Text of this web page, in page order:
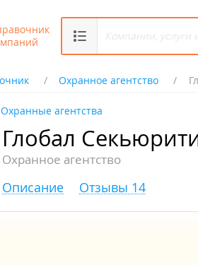
Охранное агентство
Охранные агентства
Глобал
Охранное агентство
Описание Отзывы 14